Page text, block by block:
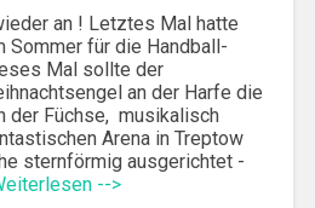
an ! Letztes Mal hatte
Sommer für die Handball-
Mal sollte der
an der Harfe die
der Füchse, musikalisch
Arena in Treptow
sternförmig ausgerichtet -
-->